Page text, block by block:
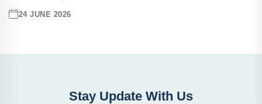
24 JUNE 2026
Stay Update With Us